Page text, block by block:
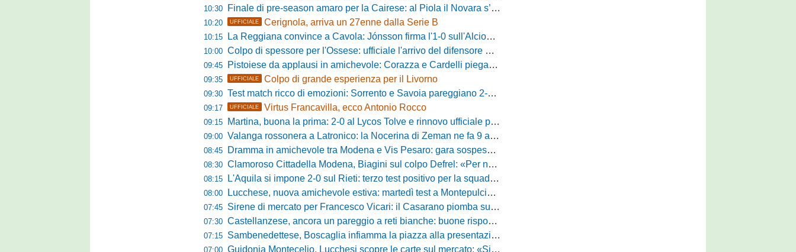
10:30 Finale di pre-season amaro per la Cairese: al Piola il Novara s’impone 2-0 con super Valdesi
10:20 UFFICIALE Cerignola, arriva un 27enne dalla Serie B
10:15 La Reggiana convince a Cavola: Jónsson firma l'1-0 sull'Alcione Milano
10:00 Colpo di spessore per l'Ossese: ufficiale l'arrivo del difensore Riccardo Idda
09:45 Pistoiese da applausi in amichevole: Corazza e Cardelli piegano lo Scandicci per 1-0
09:35 UFFICIALE Colpo di grande esperienza per il Livorno
09:30 Test match ricco di emozioni: Sorrento e Savoia pareggiano 2-2 in amichevole
09:17 UFFICIALE Virtus Francavilla, ecco Antonio Rocco
09:15 Martina, buona la prima: 2-0 al Lycos Tolve e rinnovo ufficiale per Llanos
09:00 Valanga rossonera a Latronico: la Nocerina di Zeman ne fa 9 all'Atletico Agromonte
08:45 Dramma in amichevole tra Modena e Vis Pesaro: gara sospesa per il grave infortunio di Sersanti
08:30 Clamoroso Cittadella Modena, Biagini sul colpo Defrel: «Per noi rappresenta un sogno, a volte si realizzano»
08:15 L'Aquila si impone 2-0 sul Rieti: terzo test positivo per la squadra di Andreucci
08:00 Lucchese, nuova amichevole estiva: martedì test a Montepulciano contro il Taranto
07:45 Sirene di mercato per Francesco Vicari: il Casarano piomba sul difensore del Bari
07:30 Castellanzese, ancora un pareggio a reti bianche: buone risposte per Bolzoni col Club Milano
07:15 Sambenedettese, Boscaglia infiamma la piazza alla presentazione: «Senza di voi non saremmo nulla, vi promettiamo lavoro e maglia sudata»
07:00 Guidonia Montecelio, Lucchesi scopre le carte sul mercato: «Siamo contenti del lavoro fatto, puntiamo dritti ai playoff»